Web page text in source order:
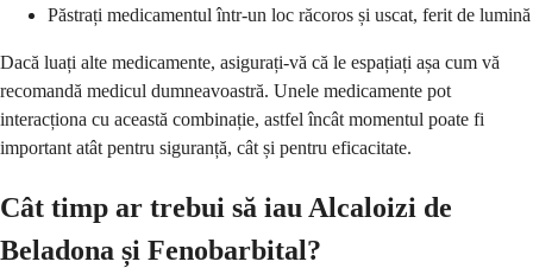
Păstrați medicamentul într-un loc răcoros și uscat, ferit de lumină
Dacă luați alte medicamente, asigurați-vă că le espațiați așa cum vă
recomandă medicul dumneavoastră. Unele medicamente pot
interacționa cu această combinație, astfel încât momentul poate fi
important atât pentru siguranță, cât și pentru eficacitate.
Cât timp ar trebui să iau Alcaloizi de
Beladona și Fenobarbital?